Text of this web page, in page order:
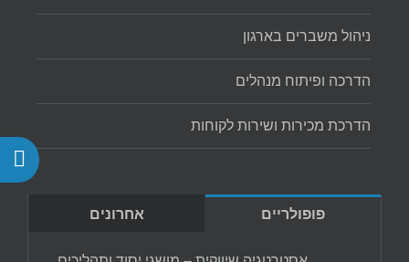
ניהול משברים בארגון
הדרכה ופיתוח מנהלים
הדרכת מכירות ושירות לקוחות
פופולריים אחרונים